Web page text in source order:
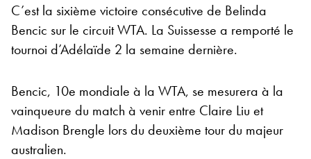
C’est la sixième victoire consécutive de Belinda
Bencic sur le circuit WTA. La Suissesse a remporté le
tournoi d’Adélaïde 2 la semaine dernière.
Bencic, 10e mondiale à la WTA, se mesurera à la
vainqueure du match à venir entre Claire Liu et
Madison Brengle lors du deuxième tour du majeur
australien.